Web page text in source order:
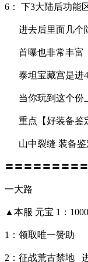
6： 下3大陆后功能
进去后里面几个
首曝也非常丰富
泰坦宝藏宫是进4
当你玩到这个份
重点【好装备鉴
山中裂缝 装备鉴
〓〓〓〓〓〓〓〓
一大路
▲本服 元宝 1：
1：领取唯一赞助
2：征战荒古禁地